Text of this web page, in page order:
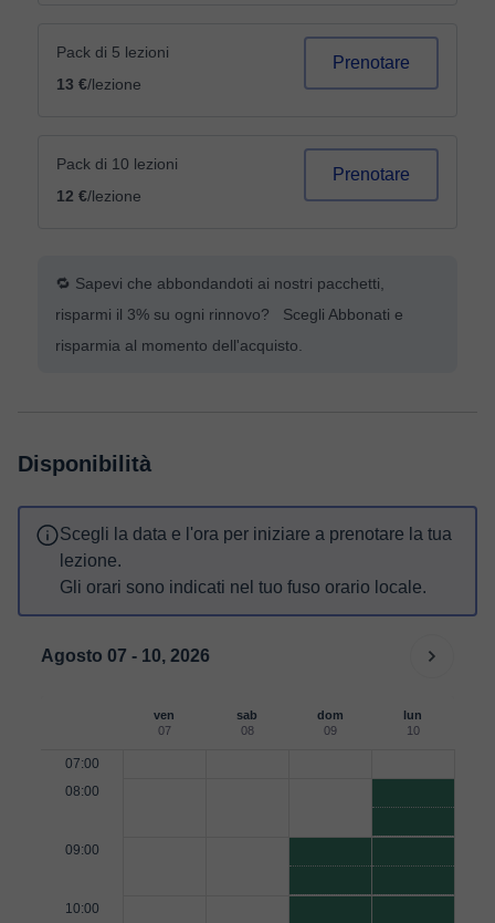
Pack di 5 lezioni
13 €/lezione
Prenotare
Pack di 10 lezioni
12 €/lezione
Prenotare
🔁 Sapevi che abbondandoti ai nostri pacchetti,
risparmi il 3% su ogni rinnovo? Scegli Abbonati e
risparmia al momento dell'acquisto.
Disponibilità
Scegli la data e l'ora per iniziare a prenotare la tua
lezione.
Gli orari sono indicati nel tuo fuso orario locale.
Agosto 07 - 10, 2026
ven
07
sab
08
dom
09
lun
10
07:00
08:00
09:00
10:00